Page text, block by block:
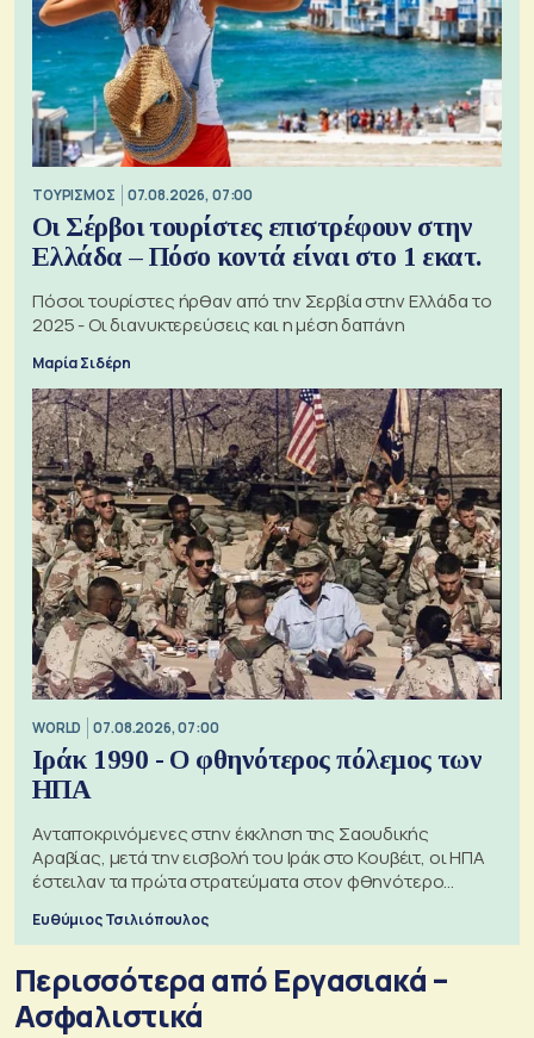
ΤΟΥΡΙΣΜΟΣ 07.08.2026, 07:00
Οι Σέρβοι τουρίστες επιστρέφουν στην
Ελλάδα – Πόσο κοντά είναι στο 1 εκατ.
Πόσοι τουρίστες ήρθαν από την Σερβία στην Ελλάδα το
2025 - Οι διανυκτερεύσεις και η μέση δαπάνη
Μαρία Σιδέρη
WORLD 07.08.2026, 07:00
Ιράκ 1990 - Ο φθηνότερος πόλεμος των
ΗΠΑ
Ανταποκρινόμενες στην έκκληση της Σαουδικής
Αραβίας, μετά την εισβολή του Ιράκ στο Κουβέιτ, οι ΗΠΑ
έστειλαν τα πρώτα στρατεύματα στον φθηνότερο
Ευθύμιος Τσιλιόπουλος
Περισσότερα από Εργασιακά –
Ασφαλιστικά